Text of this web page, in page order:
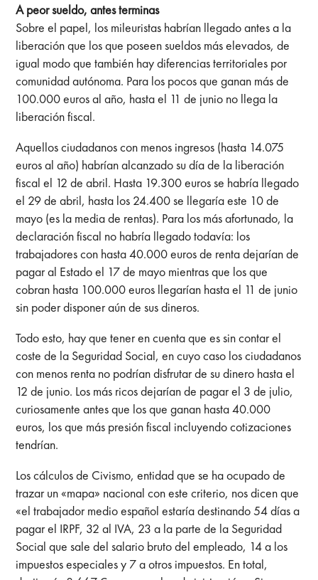
A peor sueldo, antes terminas
Sobre el papel, los mileuristas habrían llegado antes a la
liberación que los que poseen sueldos más elevados, de
igual modo que también hay diferencias territoriales por
comunidad autónoma. Para los pocos que ganan más de
100.000 euros al año, hasta el 11 de junio no llega la
liberación fiscal.
Aquellos ciudadanos con menos ingresos (hasta 14.075
euros al año) habrían alcanzado su día de la liberación
fiscal el 12 de abril. Hasta 19.300 euros se habría llegado
el 29 de abril, hasta los 24.400 se llegaría este 10 de
mayo (es la media de rentas). Para los más afortunado, la
declaración fiscal no habría llegado todavía: los
trabajadores con hasta 40.000 euros de renta dejarían de
pagar al Estado el 17 de mayo mientras que los que
cobran hasta 100.000 euros llegarían hasta el 11 de junio
sin poder disponer aún de sus dineros.
Todo esto, hay que tener en cuenta que es sin contar el
coste de la Seguridad Social, en cuyo caso los ciudadanos
con menos renta no podrían disfrutar de su dinero hasta el
12 de junio. Los más ricos dejarían de pagar el 3 de julio,
curiosamente antes que los que ganan hasta 40.000
euros, los que más presión fiscal incluyendo cotizaciones
tendrían.
Los cálculos de Civismo, entidad que se ha ocupado de
trazar un «mapa» nacional con este criterio, nos dicen que
«el trabajador medio español estaría destinando 54 días a
pagar el IRPF, 32 al IVA, 23 a la parte de la Se­guridad
Social que sale del salario bruto del empleado, 14 a los
impuestos espe­ciales y 7 a otros impuestos. En total,